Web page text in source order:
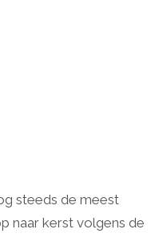
steeds de meest
naar kerst volgens de